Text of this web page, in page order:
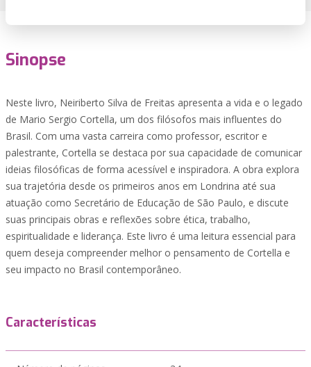
Sinopse
Neste livro, Neiriberto Silva de Freitas apresenta a vida e o legado
de Mario Sergio Cortella, um dos filósofos mais influentes do
Brasil. Com uma vasta carreira como professor, escritor e
palestrante, Cortella se destaca por sua capacidade de comunicar
ideias filosóficas de forma acessível e inspiradora. A obra explora
sua trajetória desde os primeiros anos em Londrina até sua
atuação como Secretário de Educação de São Paulo, e discute
suas principais obras e reflexões sobre ética, trabalho,
espiritualidade e liderança. Este livro é uma leitura essencial para
quem deseja compreender melhor o pensamento de Cortella e
seu impacto no Brasil contemporâneo.
Características